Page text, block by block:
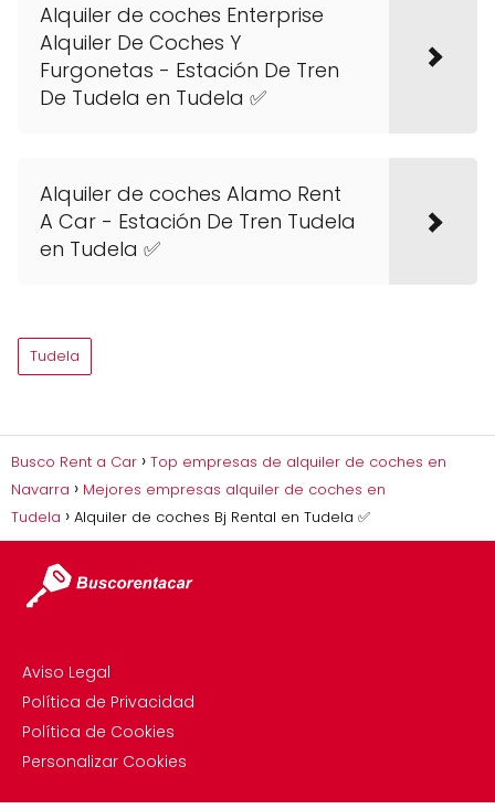
Alquiler de coches Enterprise
Alquiler De Coches Y
Furgonetas - Estación De Tren
De Tudela en Tudela ✅
Alquiler de coches Alamo Rent
A Car - Estación De Tren Tudela
en Tudela ✅
Tudela
Busco Rent a Car
Top empresas de alquiler de coches en
Navarra
Mejores empresas alquiler de coches en
Tudela
Alquiler de coches Bj Rental en Tudela ✅
Aviso Legal
Política de Privacidad
Política de Cookies
Personalizar Cookies